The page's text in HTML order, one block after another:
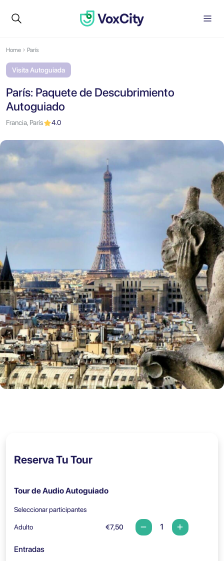
Home París
Visita Autoguiada
París: Paquete de Descubrimiento
Autoguiado
Francia, París 4.0
Reserva Tu Tour
Tour de Audio Autoguiado
Seleccionar participantes
Adulto €7,50
Entradas